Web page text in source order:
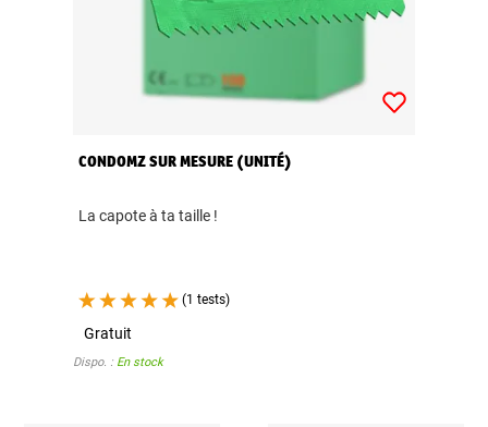
CONDOMZ SUR MESURE (UNITÉ)
La capote à ta taille !
(1 tests)
Gratuit
Dispo. : En stock